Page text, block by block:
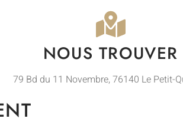
NOUS TROUVER
79 Bd du 11 Novembre, 76140 Le Petit-